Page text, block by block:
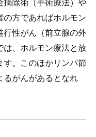
摘除術（手術療法）や
の方であればホルモン
行性がん（前立腺の外
は、ホルモン療法と放
す。このほかリンパ節
るがんがあるとなれ